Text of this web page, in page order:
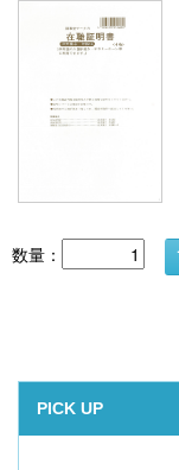
数量：
PICK UP